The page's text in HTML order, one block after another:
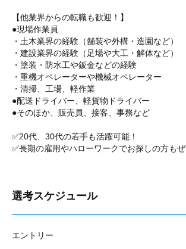
【他業界からの転職も歓迎！】
●現場作業員
・土木業界の経験（舗装や外構・造園など）
・建設業界の経験（足場や大工・解体など）
・塗装・防水工や鈑金などの経験
・重機オペレーターや機械オペレーター
・清掃、工場、軽作業
●配送ドライバー、軽貨物ドライバー
●そのほか、販売員、接客、事務など
✅20代、30代の若手も活躍可能！
✅長期の雇用やハローワークでお探しの方もぜ
選考スケジュール
エントリー